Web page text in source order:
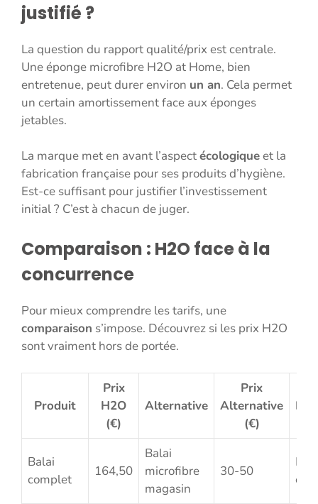
justifié ?
La question du rapport qualité/prix est centrale.
Une éponge microfibre H2O at Home, bien
entretenue, peut durer environ un an. Cela permet
un certain amortissement face aux éponges
jetables.
La marque met en avant l’aspectécologiqueet la
fabrication française pour ses produits d’hygiène.
Est-ce suffisant pour justifier l’investissement
initial ? C’est à chacun de juger.
Comparaison : H2O face à la
concurrence
Pour mieux comprendre les tarifs, une
comparaison s’impose. Découvrez si les prix H2O
sont vraiment hors de portée.
Produit
Prix
H2O
(€)
Alternative
Prix
Alternative
(€)
Balai
complet
164,50
Balai
microfibre
magasin
30-50